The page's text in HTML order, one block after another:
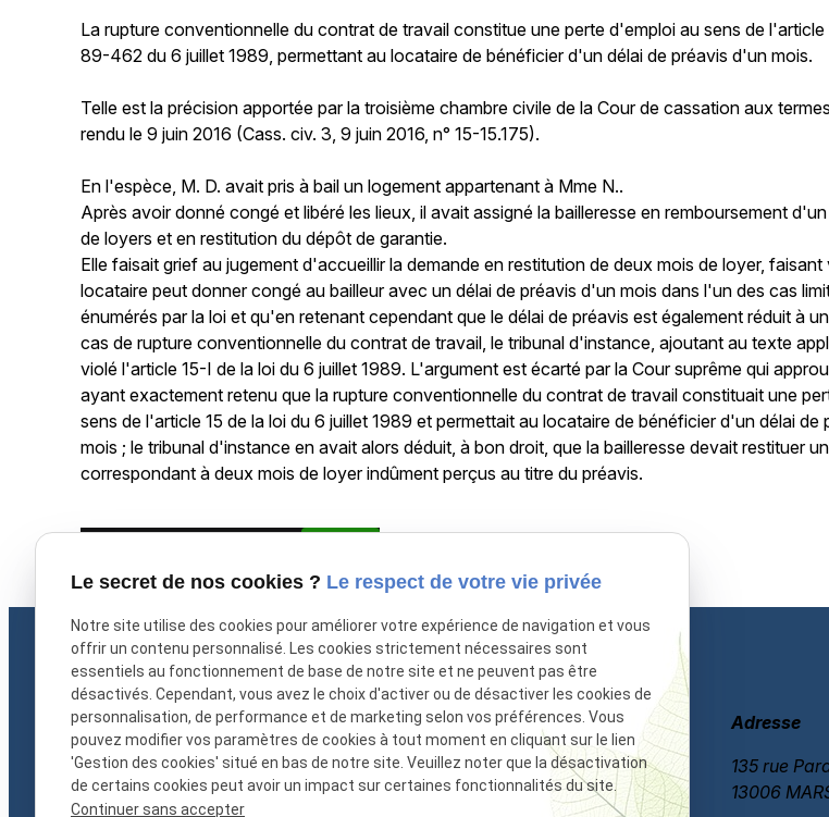
La rupture conventionnelle du contrat de travail constitue une perte d'emploi au sens de l'article
89-462 du 6 juillet 1989, permettant au locataire de bénéficier d'un délai de préavis d'un mois.
Telle est la précision apportée par la troisième chambre civile de la Cour de cassation aux
rendu le 9 juin 2016 (Cass. civ. 3, 9 juin 2016, n° 15-15.175).
En l'espèce, M. D. avait pris à bail un logement appartenant à Mme N..
Après avoir donné congé et libéré les lieux, il avait assigné la bailleresse en remboursement
de loyers et en restitution du dépôt de garantie.
Elle faisait grief au jugement d'accueillir la demande en restitution de deux mois de loyer, faisant
locataire peut donner congé au bailleur avec un délai de préavis d'un mois dans l'un des cas
énumérés par la loi et qu'en retenant cependant que le délai de préavis est également réduit à
cas de rupture conventionnelle du contrat de travail, le tribunal d'instance, ajoutant au texte
violé l'article 15-I de la loi du 6 juillet 1989. L'argument est écarté par la Cour suprême qui
ayant exactement retenu que la rupture conventionnelle du contrat de travail constituait une
sens de l'article 15 de la loi du 6 juillet 1989 et permettait au locataire de bénéficier d'un délai de
mois ; le tribunal d'instance en avait alors déduit, à bon droit, que la bailleresse devait restituer
correspondant à deux mois de loyer indûment perçus au titre du préavis.
Nathalie LAURICELLA, avocat à Marseille,
Téléphone
06 60 87 60 97
Adresse
135 rue
13006
Le secret de nos cookies ? Le respect de votre vie privée
Notre site utilise des cookies pour améliorer votre expérience de navigation et vous
offrir un contenu personnalisé. Les cookies strictement nécessaires sont
essentiels au fonctionnement de base de notre site et ne peuvent pas être
désactivés. Cependant, vous avez le choix d'activer ou de désactiver les cookies de
personnalisation, de performance et de marketing selon vos préférences. Vous
pouvez modifier vos paramètres de cookies à tout moment en cliquant sur le lien
'Gestion des cookies' situé en bas de notre site. Veuillez noter que la désactivation
de certains cookies peut avoir un impact sur certaines fonctionnalités du site.
Continuer sans accepter